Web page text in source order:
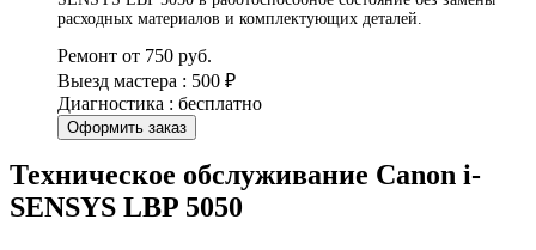
расходных материалов и комплектующих деталей.
Ремонт от 750 руб.
Выезд мастера : 500 ₽
Диагностика : бесплатно
Оформить заказ
Техническое обслуживание Canon i-
SENSYS LBP 5050